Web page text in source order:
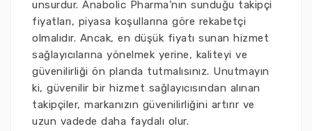
unsurdur. Anabolic Pharma’nın sunduğu takipçi
fiyatları, piyasa koşullarına göre rekabetçi
olmalıdır. Ancak, en düşük fiyatı sunan hizmet
sağlayıcılarına yönelmek yerine, kaliteyi ve
güvenilirliği ön planda tutmalısınız. Unutmayın
ki, güvenilir bir hizmet sağlayıcısından alınan
takipçiler, markanızın güvenilirliğini artırır ve
uzun vadede daha faydalı olur.